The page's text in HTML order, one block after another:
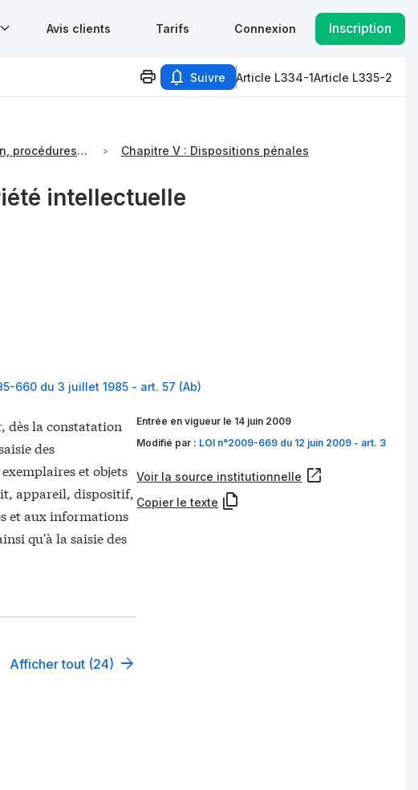
Avis clients Tarifs Connexion Inscription
Suivre Article L334-1Article L335-2
Titre III : Prévention, procédures et sanctions Chapitre V : Dispositions pénales
intellectuelle
660 du 3 juillet 1985 - art. 57 (Ab)
dès la constatation
des
et objets
appareil, dispositif,
et aux informations
qu'à la saisie des
Entrée en vigueur le 14 juin 2009
Modifié par : LOI n°2009-669 du 12 juin 2009 - art. 3
Voir la source institutionnelle
Copier le texte
Afficher tout (24)